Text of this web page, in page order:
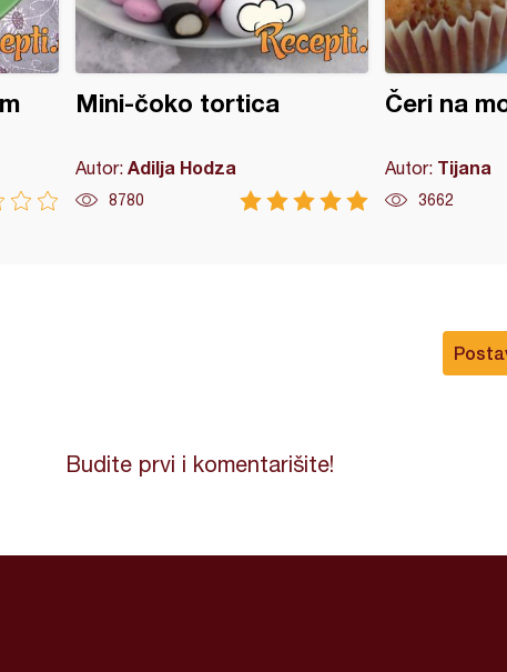
Mini-čoko tortica
Autor: Adilja Hodza
8780
Čeri na
Autor: Tijana
3662
Budite prvi i komentarišite!